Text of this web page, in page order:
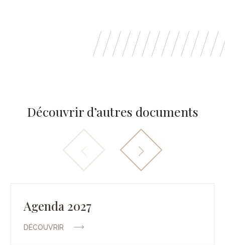
Découvrir d’autres documents
Agenda 2027
DÉCOUVRIR